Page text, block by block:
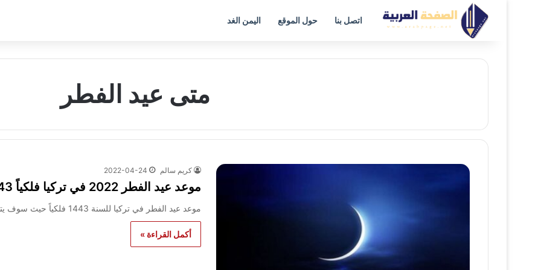
اتصل بنا حول الموقع اليمن الغد
متى عيد الفطر
كريم سالم 2022-04-24
موعد عيد الفطر 2022 في تركيا فلكياً 1443
موعد عيد الفطر في تركيا للسنة 1443 فلكياً حيث سوف يتم مراقبة الهلال من هلال شوال 2022 يوم الاحد 1…
أكمل القراءة »